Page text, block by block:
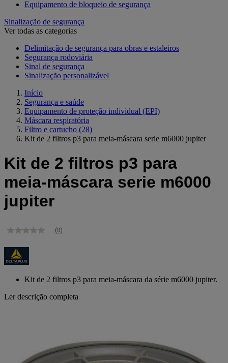
Equipamento de bloqueio de segurança
Sinalização de segurança
Ver todas as categorias
Delimitação de segurança para obras e estaleiros
Segurança rodoviária
Sinal de segurança
Sinalização personalizável
Início
Segurança e saúde
Equipamento de proteção individual (EPI)
Máscara respiratória
Filtro e cartucho (28)
Kit de 2 filtros p3 para meia-máscara serie m6000 jupiter
Kit de 2 filtros p3 para
meia-máscara serie m6000
jupiter
Sem
de
classificação
Link
página.
(0)
Kit de 2 filtros p3 para meia-máscara da série m6000 jupiter.
Ler descrição completa